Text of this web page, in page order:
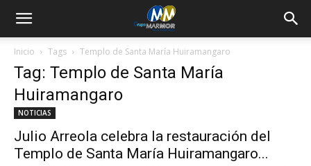
Inicio Tags Templo de Santa María Huiramangaro
Tag: Templo de Santa María
Huiramangaro
NOTICIAS
Julio Arreola celebra la restauración del
Templo de Santa María Huiramangaro...